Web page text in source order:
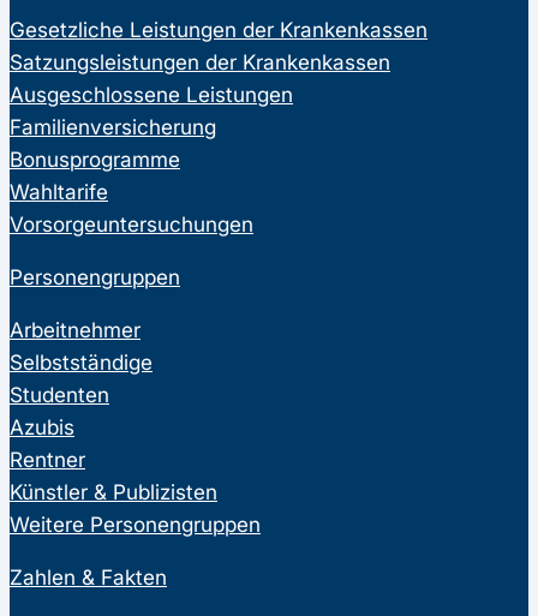
Gesetzliche Leistungen der Krankenkassen
Satzungsleistungen der Krankenkassen
Ausgeschlossene Leistungen
Familienversicherung
Bonusprogramme
Wahltarife
Vorsorgeuntersuchungen
Personengruppen
Arbeitnehmer
Selbstständige
Studenten
Azubis
Rentner
Künstler & Publizisten
Weitere Personengruppen
Zahlen & Fakten